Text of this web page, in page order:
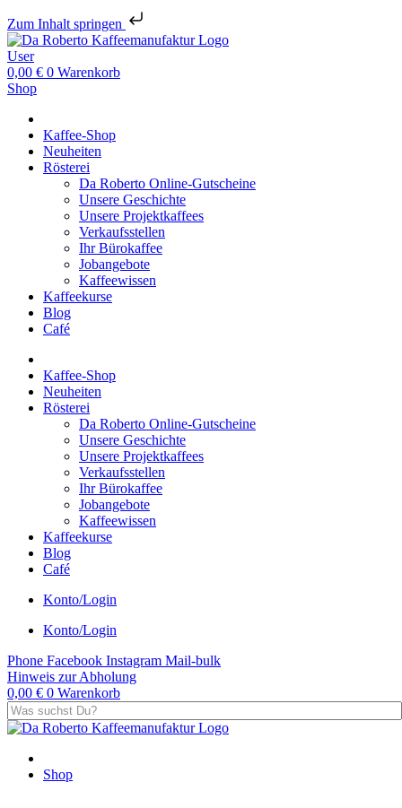
Zum Inhalt springen
User
0,00 € 0 Warenkorb
Shop
Kaffee-Shop
Neuheiten
Rösterei
Da Roberto Online-Gutscheine
Unsere Geschichte
Unsere Projektkaffees
Verkaufsstellen
Ihr Bürokaffee
Jobangebote
Kaffeewissen
Kaffeekurse
Blog
Café
Kaffee-Shop
Neuheiten
Rösterei
Da Roberto Online-Gutscheine
Unsere Geschichte
Unsere Projektkaffees
Verkaufsstellen
Ihr Bürokaffee
Jobangebote
Kaffeewissen
Kaffeekurse
Blog
Café
Konto/Login
Konto/Login
Phone Facebook Instagram Mail-bulk
Hinweis zur Abholung
0,00 € 0 Warenkorb
Shop